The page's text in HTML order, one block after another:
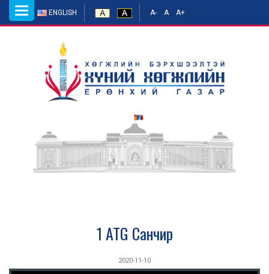
ENGLISH A- A A+
Toggle
navigation
1 ATG Санчир
2020-11-10